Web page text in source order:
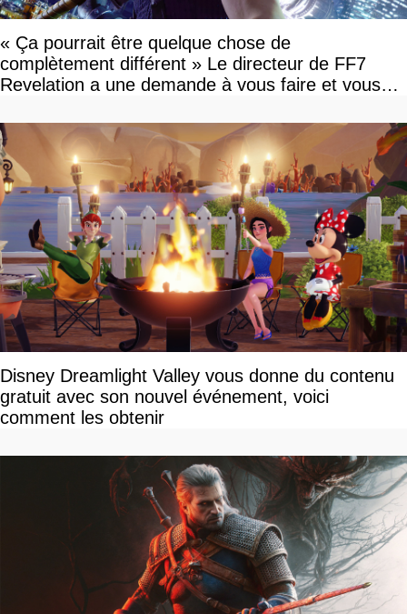
« Ça pourrait être quelque chose de
complètement différent » Le directeur de FF7
Revelation a une demande à vous faire et vous
Disney Dreamlight Valley vous donne du contenu
gratuit avec son nouvel événement, voici
comment les obtenir